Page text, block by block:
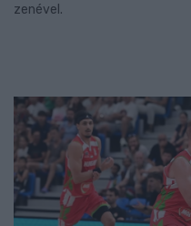
zenével.